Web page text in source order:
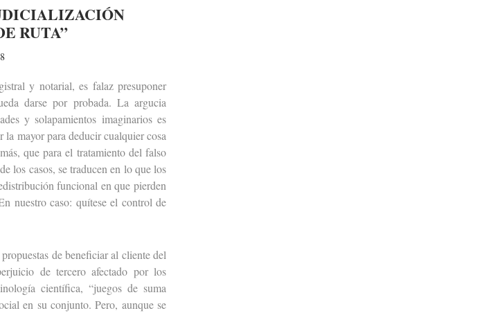
RUTA”
y notarial, es falaz presuponer
darse por probada. La argucia
y solapamientos imaginarios es
mayor para deducir cualquier cosa
que para el tratamiento del falso
los casos, se traducen en lo que los
funcional en que pierden
nuestro caso: quítese el control de
de beneficiar al cliente del
de tercero afectado por los
científica, “juegos de suma
en su conjunto. Pero, aunque se